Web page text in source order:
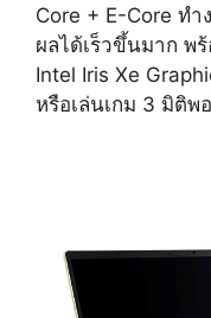
Core + E-Core ท
ผลได้เร็วขึ้นมาก พ
Intel Iris Xe
หรือเล่นเกม 3 มิติพ